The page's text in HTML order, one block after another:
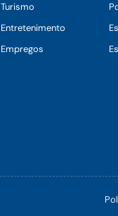
Turismo
Entretenimento
Empregos